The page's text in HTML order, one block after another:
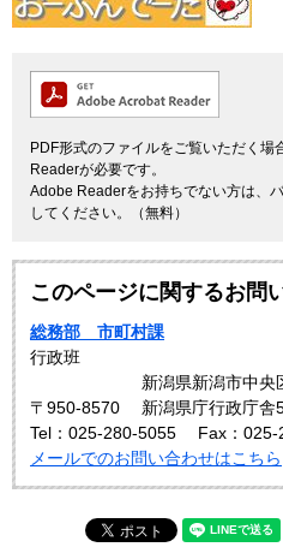
PDF形式のファイルをご覧いただく
Readerが必要です。
Adobe Readerをお持ちでない方は、
してください。（無料）
このページに関するお問
総務部 市町村課
行政班
〒950-8570
新潟県新潟市中央
新潟県庁行政庁舎
Tel：025-280-5055
Fax：025-
メールでのお問い合わせはこちら